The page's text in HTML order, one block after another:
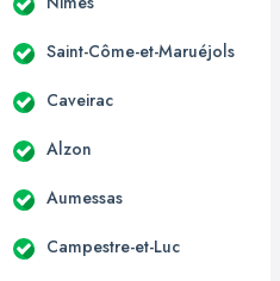
Saint-Côme-et-Maruéjols
Caveirac
Alzon
Aumessas
Campestre-et-Luc